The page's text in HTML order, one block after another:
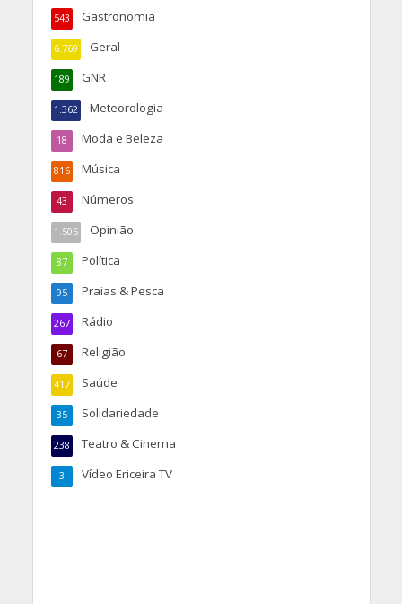
Gastronomia
543
Geral
6.769
GNR
189
Meteorologia
1.362
Moda e Beleza
18
Música
816
Números
43
Opinião
1.505
Política
87
Praias & Pesca
95
Rádio
267
Religião
67
Saúde
417
Solidariedade
35
Teatro & Cinema
238
Vídeo Ericeira TV
3